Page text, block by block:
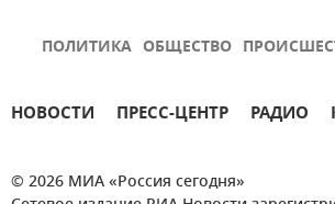
ПОЛИТИКА ОБЩЕСТВО
НОВОСТИ ПРЕСС-ЦЕНТР РАДИО
© 2026 МИА «Россия сегодня»